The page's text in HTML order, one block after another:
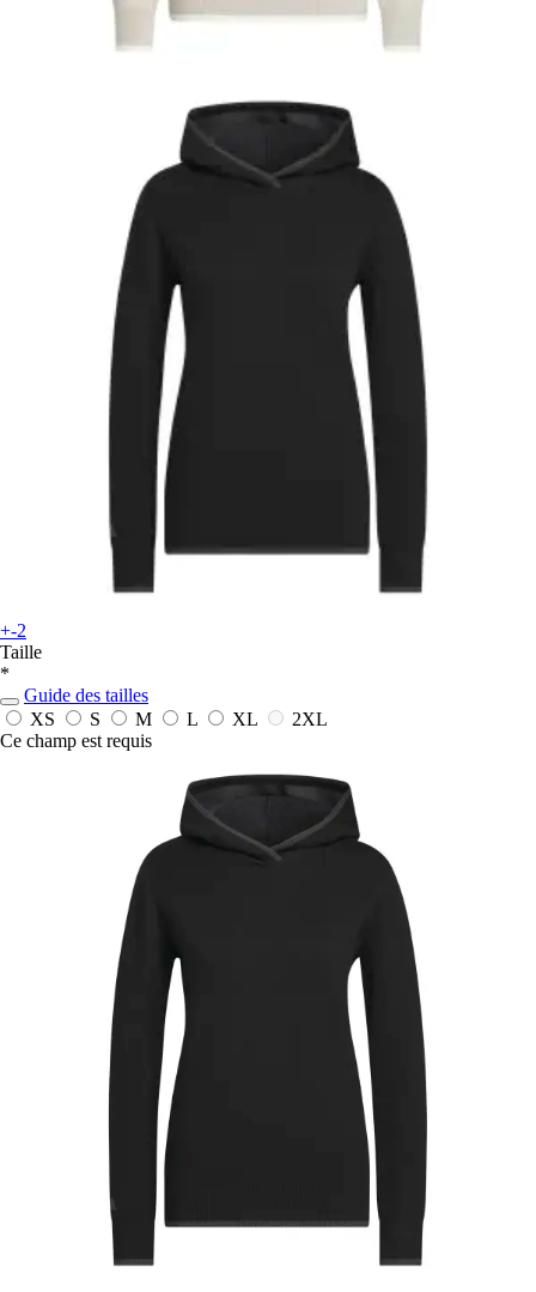
+-2
Taille
*
Guide des tailles
XS
S M L XL
2XL
Ce champ est requis